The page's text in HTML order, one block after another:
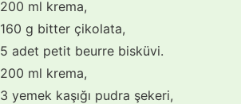
200 ml krema,
160 g bitter çikolata,
5 adet petit beurre bisküvi.
200 ml krema,
3 yemek kaşığı pudra şekeri,